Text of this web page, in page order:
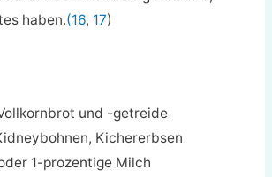
haben.(16, 17)
und -getreide
Kichererbsen
1-prozentige Milch